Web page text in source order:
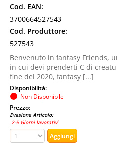
Cod. EAN:
3700664527543
Cod. Produttore:
527543
Benvenuto in fantasy Friends,
in cui devi prenderti C di
fine del 2020, fantasy [...]
Disponibilità:
Non Disponibile
Prezzo:
Evasione Articolo:
2-5 Giorni lavorativi